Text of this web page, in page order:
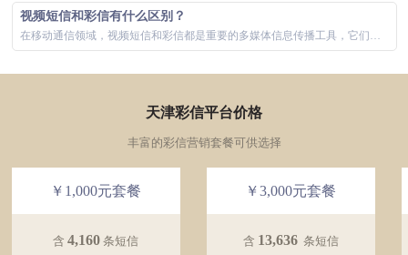
视频短信和彩信有什么区别？
在移动通信领域，视频短信和彩信都是重要的多媒体信息传播工具，它们极大地丰富了用户的通信体验。虽然两者在功能上有所重叠，主要都是通过手机网络发...
天津彩信平台价格
丰富的彩信营销套餐可供选择
￥1,000元套餐
含 4,160 条短信
￥3,000元套餐
含 13,636 条短信